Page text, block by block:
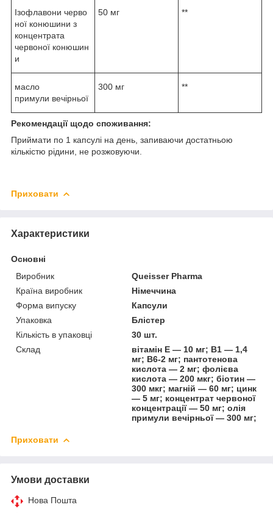
Ізофлавони черво
ної конюшини з
концентрата
червоної конюшин
и
50 мг **
масло
примули вечірньої
300 мг **
Рекомендації щодо споживання:
Приймати по 1 капсулі на день, запиваючи достатньою
кількістю рідини, не розжовуючи.
Приховати
Характеристики
Основні
Виробник
Queisser Pharma
Країна виробник
Німеччина
Форма випуску
Капсули
Упаковка
Блістер
Кількість в упаковці
30 шт.
Склад
вітамін Е — 10 мг; В1 — 1,4
мг; В6-2 мг; пантотенова
кислота — 2 мг; фолієва
кислота — 200 мкг; біотин —
300 мкг; магній — 60 мг; цинк
— 5 мг; концентрат червоної
концентрації — 50 мг; олія
примули вечірньої — 300 мг;
Приховати
Умови доставки
Нова Пошта